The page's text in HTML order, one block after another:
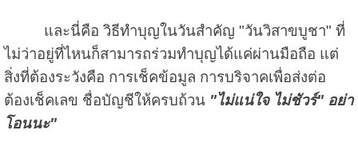
และนี่คือ วิธีทำบุญในวันสำคัญ "วันวิสาขบูชา" ที่
ไม่ว่าอยู่ที่ไหนก็สามารถร่วมทำบุญได้แค่ผ่านมือถือ แต่
สิ่งที่ต้องระวังคือ การเช็คข้อมูล การบริจาคเพื่อส่งต่อ
ต้องเช็คเลข ชื่อบัญชีให้ครบถ้วน"ไม่แน่ใจ ไม่ชัวร์" อย่า
โอนนะ"